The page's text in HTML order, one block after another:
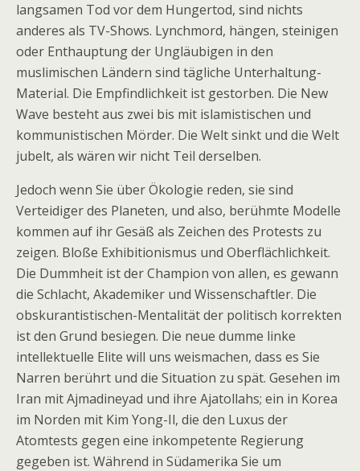
langsamen Tod vor dem Hungertod, sind nichts
anderes als TV-Shows. Lynchmord, hängen, steinigen
oder Enthauptung der Ungläubigen in den
muslimischen Ländern sind tägliche Unterhaltung-
Material. Die Empfindlichkeit ist gestorben. Die New
Wave besteht aus zwei bis mit islamistischen und
kommunistischen Mörder. Die Welt sinkt und die Welt
jubelt, als wären wir nicht Teil derselben.
Jedoch wenn Sie über Ökologie reden, sie sind
Verteidiger des Planeten, und also, berühmte Modelle
kommen auf ihr Gesäß als Zeichen des Protests zu
zeigen. Bloße Exhibitionismus und Oberflächlichkeit.
Die Dummheit ist der Champion von allen, es gewann
die Schlacht, Akademiker und Wissenschaftler. Die
obskurantistischen-Mentalität der politisch korrekten
ist den Grund besiegen. Die neue dumme linke
intellektuelle Elite will uns weismachen, dass es Sie
Narren berührt und die Situation zu spät. Gesehen im
Iran mit Ajmadineyad und ihre Ajatollahs; ein in Korea
im Norden mit Kim Yong-Il, die den Luxus der
Atomtests gegen eine inkompetente Regierung
gegeben ist. Während in Südamerika Sie um